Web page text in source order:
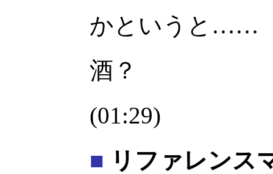
かというと……
酒？
(01:29)
■ リファレンス